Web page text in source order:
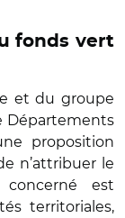
fonds vert
et du groupe
Départements
proposition
n’attribuer le
est
territoriales,